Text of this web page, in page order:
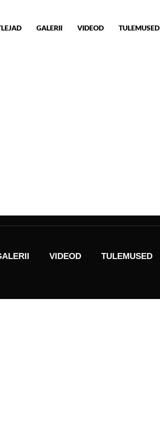
GALERII VIDEOD TULEMUSED
VIDEOD TULEMUSED